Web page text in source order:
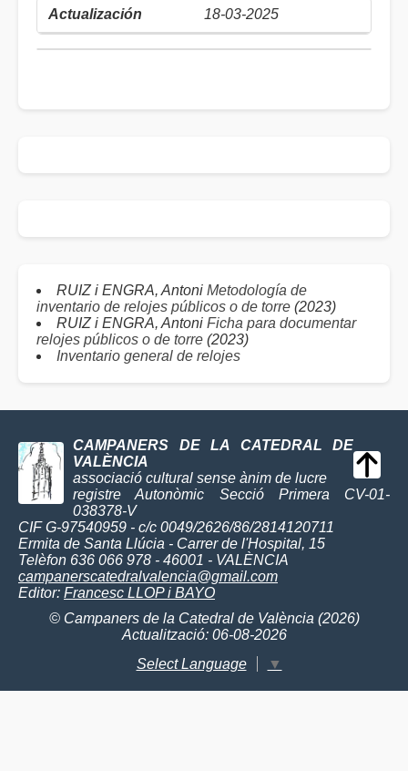
18-03-2025
RUIZ i ENGRA, Antoni Metodología de
inventario de relojes públicos o de torre (2023)
RUIZ i ENGRA, Antoni Ficha para documentar
relojes públicos o de torre (2023)
Inventario general de relojes
CAMPANERS DE LA CATEDRAL DE
VALÈNCIA
associació cultural sense ànim de lucre
registre Autonòmic Secció Primera CV-01-
038378-V
CIF G-97540959 - c/c 0049/2626/86/2814120711
Ermita de Santa Llúcia - Carrer de l'Hospital, 15
Telèfon 636 066 978 - 46001 - VALÈNCIA
campanerscatedralvalencia@gmail.com
Editor: Francesc LLOP i BAYO
© Campaners de la Catedral de València (2026)
Actualització: 06-08-2026
Select Language
▼